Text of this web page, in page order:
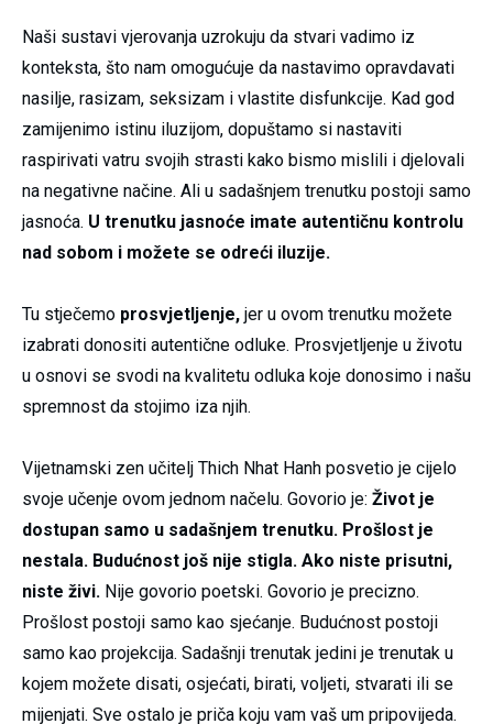
Naši sustavi vjerovanja uzrokuju da stvari vadimo iz
konteksta, što nam omogućuje da nastavimo opravdavati
nasilje, rasizam, seksizam i vlastite disfunkcije. Kad god
zamijenimo istinu iluzijom, dopuštamo si nastaviti
raspirivati vatru svojih strasti kako bismo mislili i djelovali
na negativne načine. Ali u sadašnjem trenutku postoji samo
jasnoća. U trenutku jasnoće imate autentičnu kontrolu
nad sobom i možete se odreći iluzije.
Tu stječemo prosvjetljenje, jer u ovom trenutku možete
izabrati donositi autentične odluke. Prosvjetljenje u životu
u osnovi se svodi na kvalitetu odluka koje donosimo i našu
spremnost da stojimo iza njih.
Vijetnamski zen učitelj Thich Nhat Hanh posvetio je cijelo
svoje učenje ovom jednom načelu. Govorio je: Život je
dostupan samo u sadašnjem trenutku. Prošlost je
nestala. Budućnost još nije stigla. Ako niste prisutni,
niste živi. Nije govorio poetski. Govorio je precizno.
Prošlost postoji samo kao sjećanje. Budućnost postoji
samo kao projekcija. Sadašnji trenutak jedini je trenutak u
kojem možete disati, osjećati, birati, voljeti, stvarati ili se
mijenjati. Sve ostalo je priča koju vam vaš um pripovijeda.